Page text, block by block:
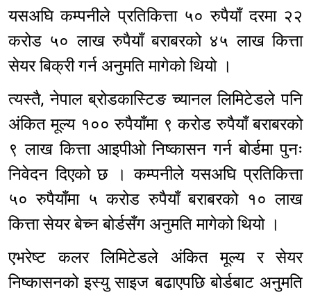
यसअघि कम्पनीले प्रतिकित्ता ५० रुपैयाँ दरमा २२
करोड ५० लाख रुपैयाँ बराबरको ४५ लाख कित्ता
सेयर बिक्री गर्न अनुमति मागेको थियो ।
त्यस्तै, नेपाल ब्रोडकास्टिङ च्यानल लिमिटेडले पनि
अंकित मूल्य १०० रुपैयाँमा ९ करोड रुपैयाँ बराबरको
९ लाख कित्ता आइपीओ निष्कासन गर्न बोर्डमा पुनः
निवेदन दिएको छ । कम्पनीले यसअघि प्रतिकित्ता
५० रुपैयाँमा ५ करोड रुपैयाँ बराबरको १० लाख
कित्ता सेयर बेच्न बोर्डसँग अनुमति मागेको थियो ।
एभरेष्ट कलर लिमिटेडले अंकित मूल्य र सेयर
निष्कासनको इस्यु साइज बढाएपछि बोर्डबाट अनुमति